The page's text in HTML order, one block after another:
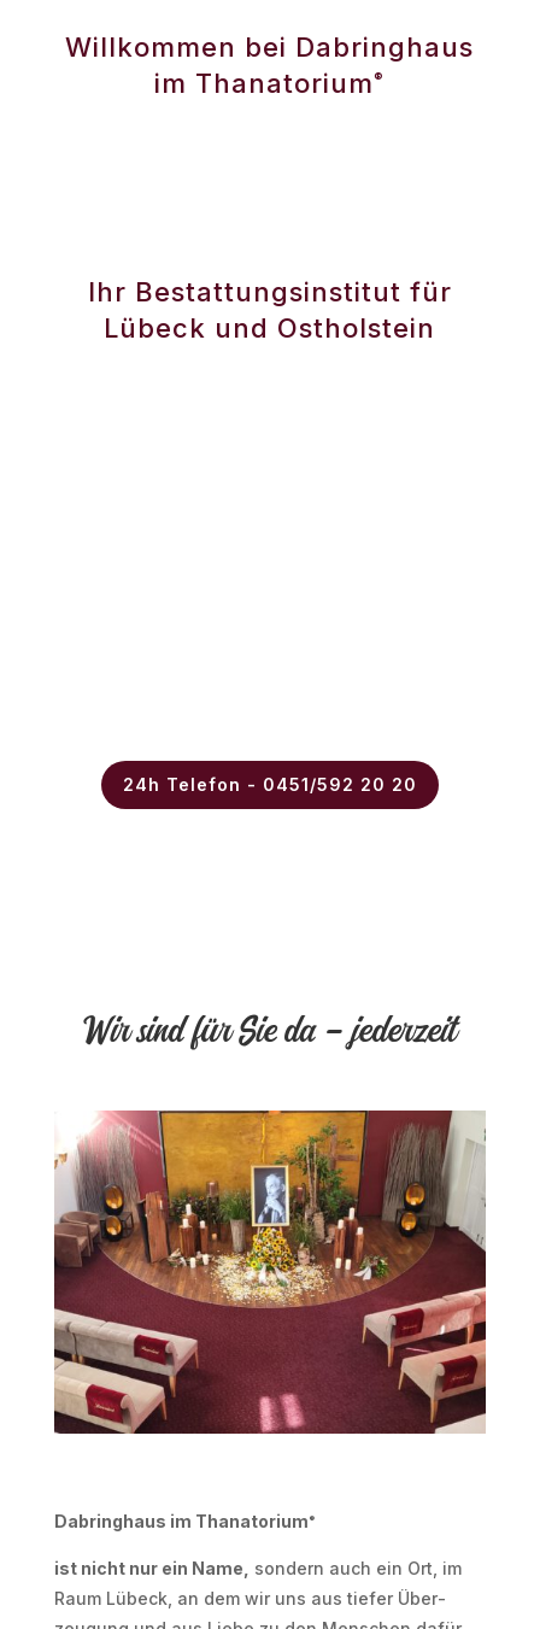
Willkommen bei Dabringhaus
im Thanatorium ®
Ihr Bestattungsinstitut für
Lübeck und Ostholstein
24h Telefon - 0451/592 20 20
Wir sind für Sie da – jederzeit
Dabringhaus im Thanatorium ®
ist nicht nur ein Name,
sondern auch ein Ort, im
Raum Lübeck, an dem wir uns aus tiefer Über­